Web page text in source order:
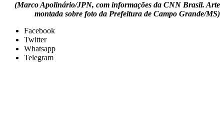
(Marco Apolinário/JPN, com informações da CNN Brasil. Arte
montada sobre foto da Prefeitura de Campo Grande/MS)
Facebook
Twitter
Whatsapp
Telegram